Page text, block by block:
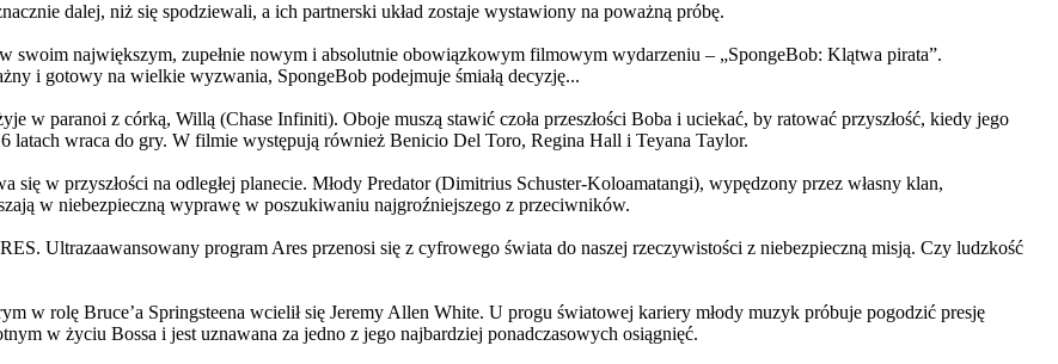
dalej, niż się spodziewali, a ich partnerski układ zostaje wystawiony na poważną próbę.
największym, zupełnie nowym i absolutnie obowiązkowym filmowym wydarzeniu – „SpongeBob: Klątwa pirata”.
i gotowy na wielkie wyzwania, SpongeBob podejmuje śmiałą decyzję...
w paranoi z córką, Willą (Chase Infiniti). Oboje muszą stawić czoła przeszłości Boba i uciekać, by ratować przyszłość, kiedy jego
latach wraca do gry. W filmie występują również Benicio Del Toro, Regina Hall i Teyana Taylor.
w przyszłości na odległej planecie. Młody Predator (Dimitrius Schuster-Koloamatangi), wypędzony przez własny klan,
w niebezpieczną wyprawę w poszukiwaniu najgroźniejszego z przeciwników.
Ultrazaawansowany program Ares przenosi się z cyfrowego świata do naszej rzeczywistości z niebezpieczną misją. Czy ludzkość
w rolę Bruce’a Springsteena wcielił się Jeremy Allen White. U progu światowej kariery młody muzyk próbuje pogodzić presję
w życiu Bossa i jest uznawana za jedno z jego najbardziej ponadczasowych osiągnięć.